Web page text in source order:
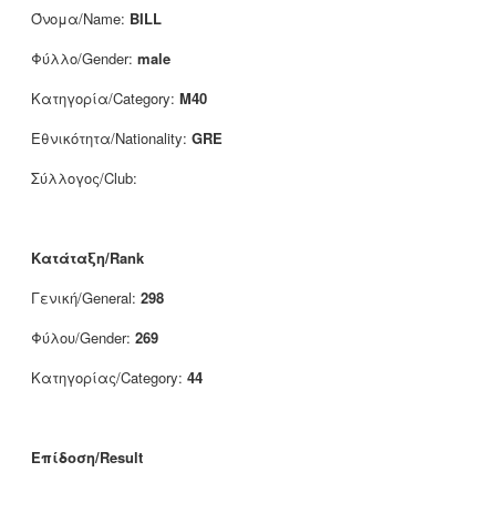
Όνομα/Name: BILL
Φύλλο/Gender: male
Κατηγορία/Category: M40
Εθνικότητα/Nationality: GRE
Σύλλογος/Club:
Κατάταξη/Rank
Γενική/General: 298
Φύλου/Gender: 269
Κατηγορίας/Category: 44
Επίδοση/Result